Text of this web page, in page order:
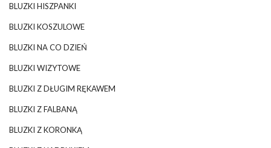
BLUZKI HISZPANKI
BLUZKI KOSZULOWE
BLUZKI NA CO DZIEŃ
BLUZKI WIZYTOWE
BLUZKI Z DŁUGIM RĘKAWEM
BLUZKI Z FALBANĄ
BLUZKI Z KORONKĄ